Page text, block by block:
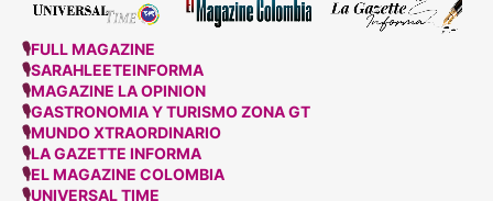
🎙FULL MAGAZINE
🎙SARAHLEETEINFORMA
🎙MAGAZINE LA OPINION
🎙GASTRONOMIA Y TURISMO ZONA GT
🎙MUNDO XTRAORDINARIO
🎙LA GAZETTE INFORMA
🎙EL MAGAZINE COLOMBIA
🎙UNIVERSAL TIME